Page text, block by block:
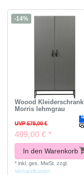
-14%
Woood Kleiderschrank
Morris lehmgrau
UVP 579,00 €
499,00 € *
In den Warenkorb
* inkl. ges. MwSt. zzgl.
Versandkosten